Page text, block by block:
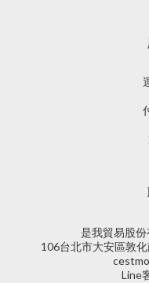
是我貿易股
106台北市大安區敦
Line